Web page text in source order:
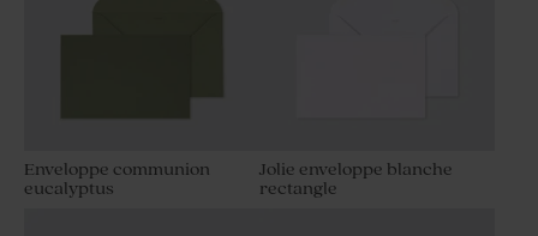
Enveloppe communion
eucalyptus
Jolie enveloppe blanche
rectangle